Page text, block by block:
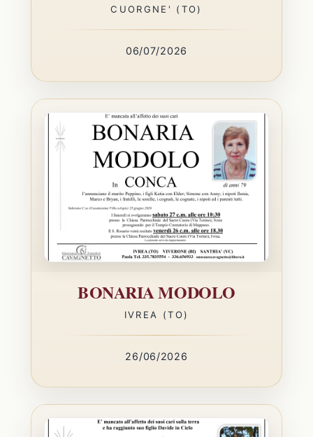
CUORGNE' (TO)
06/07/2026
BONARIA MODOLO
IVREA (TO)
26/06/2026